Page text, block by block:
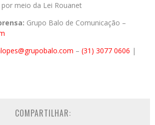
por meio da Lei Rouanet
Grupo Balo de Comunicação –
– (31) 3077 0606 |
COMPARTILHAR: